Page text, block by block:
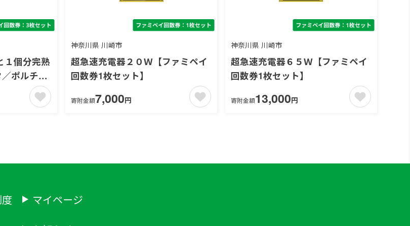
個分完熟
ポルチー
ムスープパ
3枚セッ
神奈川県 川崎市
超急速充電器２０Ｗ【ファミペイ
回数券1枚セット】
寄附金額7,000円
神奈川県 川崎市
超急速充電器６５Ｗ【ファミペイ
回数券1枚セット】
寄附金額13,000円
マイページ